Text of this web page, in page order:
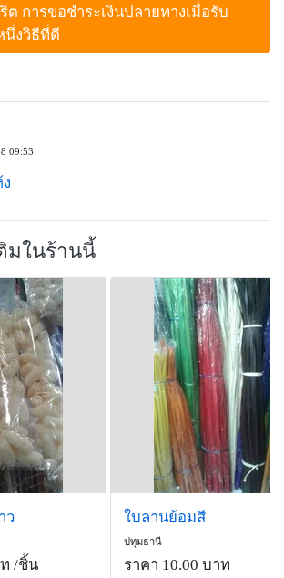
ต การขอชำระเงินปลายทางเมื่อรับ
นึ่งวิธีที่ดี
09:53
มในร้านนี้
ว
/ชิ้น
ใบลานย้อมสี
ปทุมธานี
ราคา 10.00 บาท